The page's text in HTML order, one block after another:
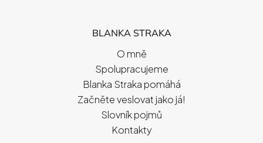
BLANKA STRAKA
O mně
Spolupracujeme
Blanka Straka pomáhá
Začněte veslovat jako já!
Slovník pojmů
Kontakty